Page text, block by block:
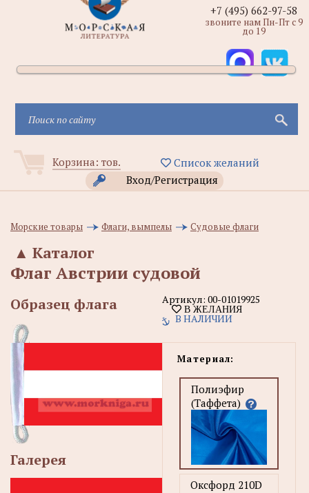
Корзина: тов.
Список желаний
Вход/Регистрация
+7 (495) 662-97-58
звоните нам Пн-Пт с 9
до 19
Морские товары Флаги, вымпелы Судовые флаги
Каталог
▲
Флаг Австрии судовой
Образец флага
Галерея
Артикул: 00-01019925
В ЖЕЛАНИЯ
В НАЛИЧИИ
Материал:
Полиэфир
(Таффета)
Оксфорд 210D